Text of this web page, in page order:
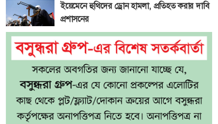
ইয়েমেনে হুথিদের ড্রোন হামলা, প্রতিহত করার দাবি
প্রশাসনের